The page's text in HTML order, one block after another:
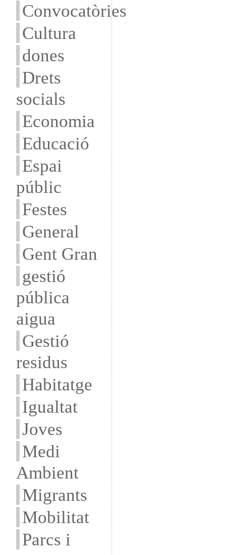
Convocatòries
Cultura
dones
Drets
socials
Economia
Educació
Espai
públic
Festes
General
Gent Gran
gestió
pública
aigua
Gestió
residus
Habitatge
Igualtat
Joves
Medi
Ambient
Migrants
Mobilitat
Parcs i